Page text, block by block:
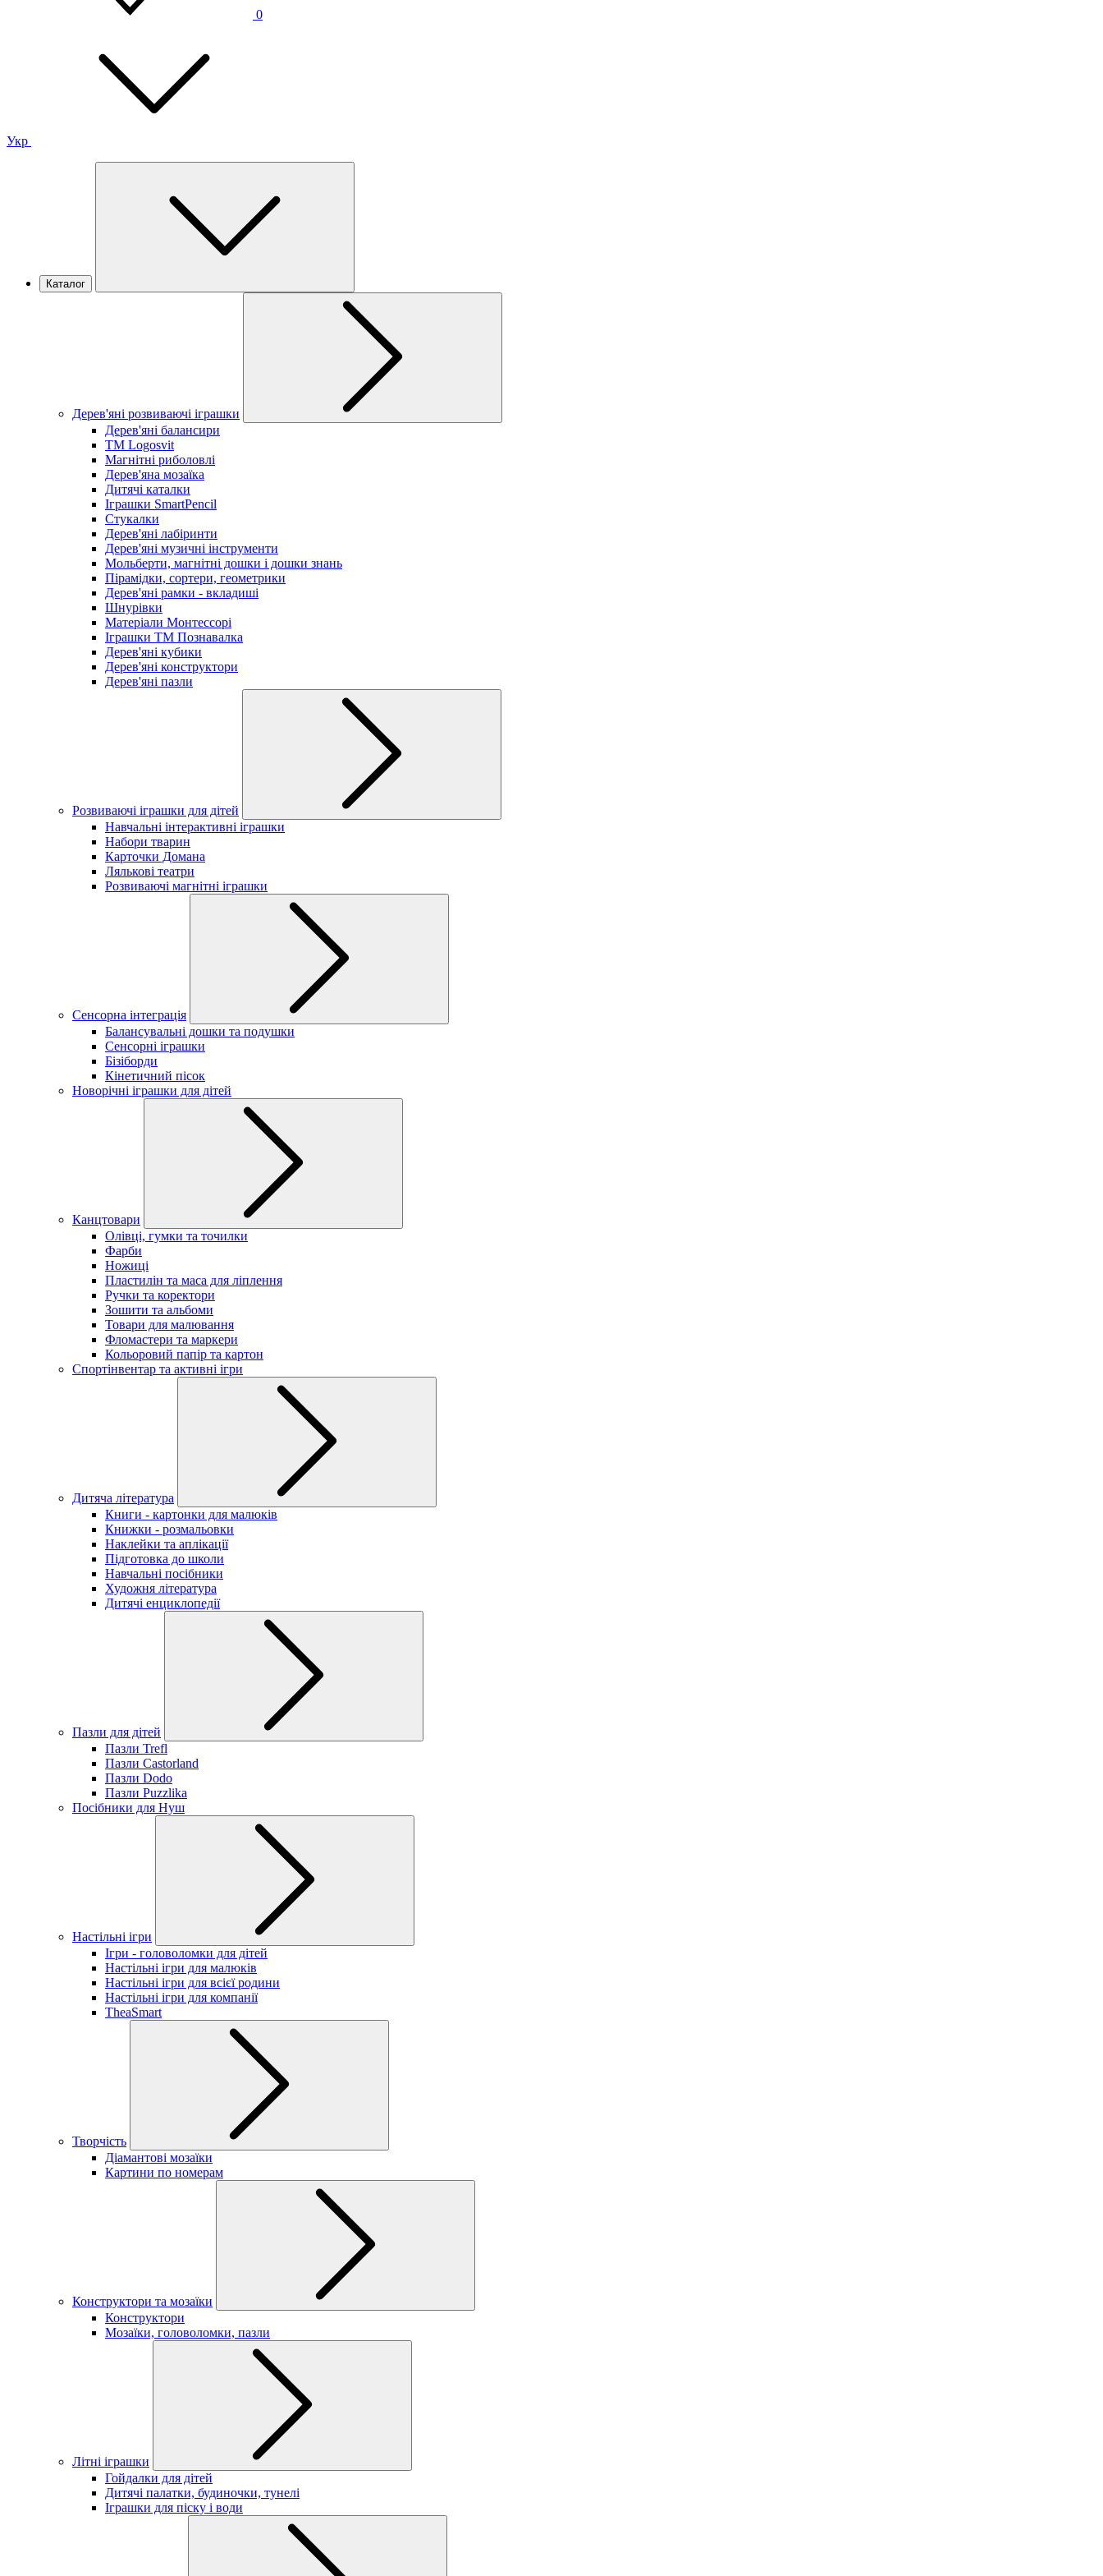
0
Укр
Каталог
Дерев'яні розвиваючі іграшки
Дерев'яні балансири
TM Logosvit
Магнітні риболовлі
Дерев'яна мозаїка
Дитячі каталки
Іграшки SmartPencil
Стукалки
Дерев'яні лабіринти
Дерев'яні музичні інструменти
Мольберти, магнітні дошки і дошки знань
Пірамідки, сортери, геометрики
Дерев'яні рамки - вкладиші
Шнурівки
Матеріали Монтессорі
Іграшки ТМ Познавалка
Дерев'яні кубики
Дерев'яні конструктори
Дерев'яні пазли
Розвиваючі іграшки для дітей
Навчальні інтерактивні іграшки
Набори тварин
Карточки Домана
Лялькові театри
Розвиваючі магнітні іграшки
Сенсорна інтеграція
Балансувальні дошки та подушки
Сенсорні іграшки
Бізіборди
Кінетичний пісок
Новорічні іграшки для дітей
Канцтовари
Олівці, гумки та точилки
Фарби
Ножиці
Пластилін та маса для ліплення
Ручки та коректори
Зошити та альбоми
Товари для малювання
Фломастери та маркери
Кольоровий папір та картон
Спортінвентар та активні ігри
Дитяча література
Книги - картонки для малюків
Книжки - розмальовки
Наклейки та аплікації
Підготовка до школи
Навчальні посібники
Художня література
Дитячі енциклопедії
Пазли для дітей
Пазли Trefl
Пазли Castorland
Пазли Dodo
Пазли Puzzlika
Посібники для Нуш
Настільні ігри
Ігри - головоломки для дітей
Настільні ігри для малюків
Настільні ігри для всієї родини
Настільні ігри для компанії
TheaSmart
Творчість
Діамантові мозаїки
Картини по номерам
Конструктори та мозаїки
Конструктори
Мозаїки, головоломки, пазли
Літні іграшки
Гойдалки для дітей
Дитячі палатки, будиночки, тунелі
Іграшки для піску і води